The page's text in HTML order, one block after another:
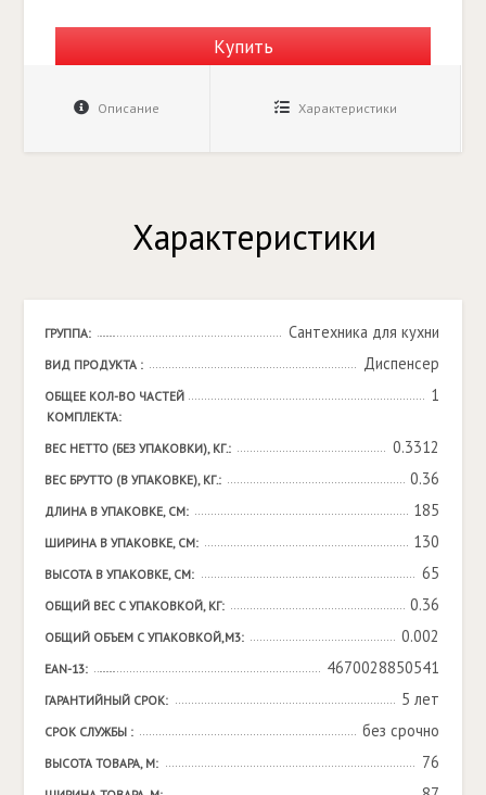
Купить
Описание Характеристики
Характеристики
ГРУППА: Сантехника для кухни
ВИД ПРОДУКТА : Диспенсер
ОБЩЕЕ КОЛ-ВО ЧАСТЕЙ
КОМПЛЕКТА:
1
ВЕС НЕТТО (БЕЗ УПАКОВКИ), КГ.: 0.3312
ВЕС БРУТТО (В УПАКОВКЕ), КГ.: 0.36
ДЛИНА В УПАКОВКЕ, СМ: 185
ШИРИНА В УПАКОВКЕ, СМ: 130
ВЫСОТА В УПАКОВКЕ, СМ: 65
ОБЩИЙ ВЕС С УПАКОВКОЙ, КГ: 0.36
ОБЩИЙ ОБЪЕМ С УПАКОВКОЙ,М3: 0.002
EAN-13: 4670028850541
ГАРАНТИЙНЫЙ СРОК: 5 лет
СРОК СЛУЖБЫ : без срочно
ВЫСОТА ТОВАРА, М: 76